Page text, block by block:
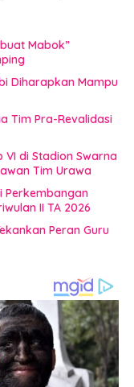
Mabok”
Diharapkan Mampu
Tim Pra-Revalidasi
VI di Stadion Swarna
Tim Urawa
Perkembangan
II TA 2026
Peran Guru